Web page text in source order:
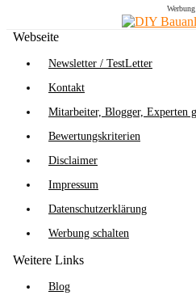
Werbung
Webseite
Newsletter / TestLetter
Kontakt
Mitarbeiter, Blogger, Experten
Bewertungskriterien
Disclaimer
Impressum
Datenschutzerklärung
Werbung schalten
Weitere Links
Blog